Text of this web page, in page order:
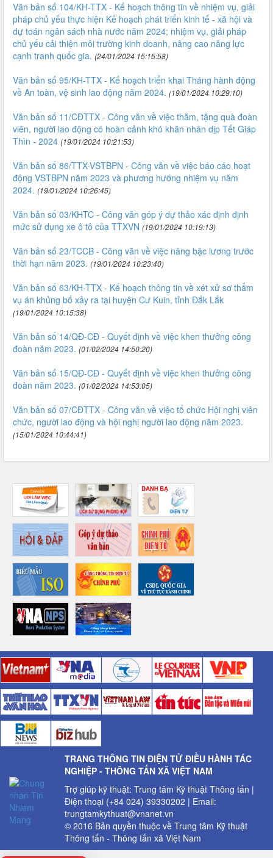
Văn bản số 104/KH-TTX - Kế hoạch thông tin về nhiệm vụ, giải
pháp chủ yếu thực hiện Kế hoạch phát triển kinh tế - xã hội và
dự toán ngân sách nhà nước năm 2024; nhiệm vụ, giải pháp
chủ yếu cải thiện môi trường kinh doanh, nâng cao năng lực
cạnh tranh quốc gia. (24/01/2024 15:15:58)
Văn bản số 95/KH-TTX - Kế hoạch triển khai Tháng hành động
về An toàn, vệ sinh lao động năm 2024. (19/01/2024 10:29:10)
Văn bản số 11/CĐTTX - Công văn về việc thăm, tặng quà đoàn
viên, người lao động có hoàn cảnh khó khăn nhân dịp Tết Giáp
Thìn - 2024 (19/01/2024 10:21:53)
Văn bản số 86/TTX-VSTBPN - Công văn về việc báo cáo hoạt
động VSTBPN năm 2023 và phương hướng nhiệm vụ năm
2024. (19/01/2024 10:26:45)
Văn bản số 03/KHTC - Công văn góp ý dự thảo xác định định
mức sử dụng xe ô tô của TTXVN (19/01/2024 10:19:13)
Văn bản số 23/TCCB - Công văn về việc nâng bậc lương trước
thời hạn năm 2023. (19/01/2024 10:23:40)
Văn bản số 63/KH-TTX - Kế hoạch thông tin về xét xử sơ thẩm
vụ án khủng bố xảy ra tại huyện Cư Kuin, tỉnh Đắk Lắk
(19/01/2024 10:15:38)
Văn bản số 14/QĐ-CĐ - Quyết định về việc khen thưởng công
đoàn năm 2023. (01/02/2024 14:50:20)
Văn bản số 15/QĐ-CĐ - Quyết định về việc khen thưởng công
đoàn năm 2023. (01/02/2024 14:53:05)
Văn bản số 07/CĐTTX - Công văn về việc tổ chức Hội nghị viên
chức, người lao động và hội nghị người lao động năm 2023.
(15/01/2024 10:44:41)
TRANG THÔNG TIN ĐIỆN TỬ ĐIỀU HÀNH TÁC
NGHIỆP - THÔNG TẤN XÃ VIỆT NAM
Trợ giúp kỹ thuật: Trung tâm Kỹ thuật Thông tấn |
Điện thoại (+84 024) 39330202 | Email:
trungtamkythuat@vnanet.vn
© 2016 Bản quyền thuộc về Trung tâm Kỹ thuật
Thông tấn - Thông tấn xã Việt Nam